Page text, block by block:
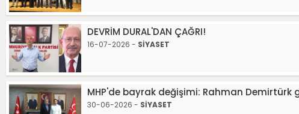
DEVRİM DURAL'DAN ÇAĞRI!
16-07-2026 - SİYASET
MHP'de bayrak değişimi: Rahman
30-06-2026 - SİYASET